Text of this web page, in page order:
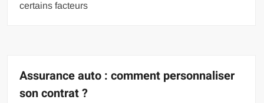
certains facteurs
Assurance auto : comment personnaliser
son contrat ?